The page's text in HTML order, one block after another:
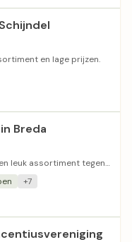
en lage prijzen.
Breda
leuk assortiment tegen
+7